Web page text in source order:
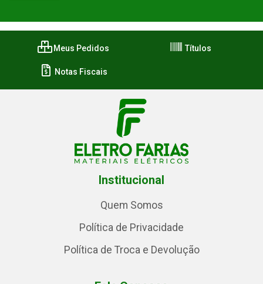
Meus Pedidos Títulos
Notas Fiscais
Institucional
Quem Somos
Política de Privacidade
Política de Troca e Devolução